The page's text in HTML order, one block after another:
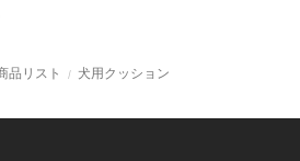
品リスト 犬用クッション